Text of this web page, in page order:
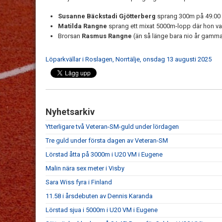
Susanne Bäckstadi Gjötterberg sprang 300m på
Matilda Rangne sprang ett mixat 5000m-lopp där hon
Brorsan Rasmus Rangne (än så länge bara nio år
Löparkvällar i Roslagen, Norrtälje, onsdag 13 augusti 2025
Nyhetsarkiv
Ytterligare två Veteran-SM-guld under lördagen
Tre guld under första dagen av Veteran-SM
Lörstad åtta på 3000m i U20 VM i Eugene
Malin nära sex meter i Visby
Sara Wiss fyra i Finland
11.58 i årsdebuten av Dennis Karanda
Lörstad sjua i 5000m i U20 VM i Eugene